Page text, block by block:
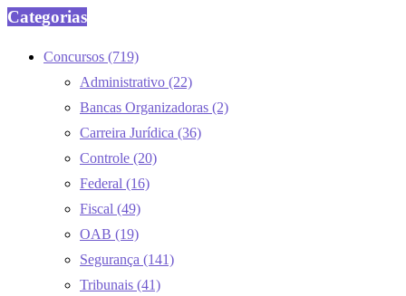
Categorias
Concursos (719)
Administrativo (22)
Bancas Organizadoras (2)
Carreira Jurídica (36)
Controle (20)
Federal (16)
Fiscal (49)
OAB (19)
Segurança (141)
Tribunais (41)